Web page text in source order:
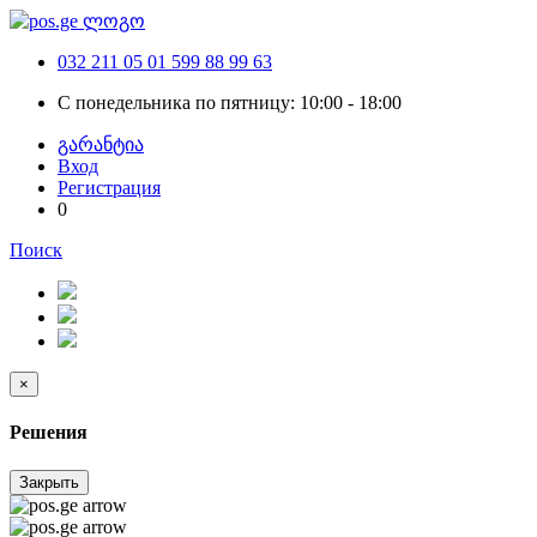
032 211 05 01 599 88 99 63
С понедельника по пятницу: 10:00 - 18:00
გარანტია
Вход
Регистрация
0
Поиск
×
Решения
Закрыть